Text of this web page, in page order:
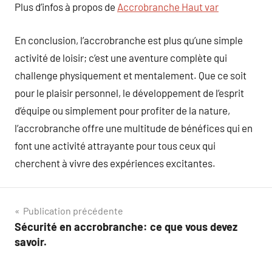
Plus d’infos à propos de Accrobranche Haut var
En conclusion, l’accrobranche est plus qu’une simple
activité de loisir; c’est une aventure complète qui
challenge physiquement et mentalement. Que ce soit
pour le plaisir personnel, le développement de l’esprit
d’équipe ou simplement pour profiter de la nature,
l’accrobranche offre une multitude de bénéfices qui en
font une activité attrayante pour tous ceux qui
cherchent à vivre des expériences excitantes.
Navigation
de
Publication précédente
Sécurité en accrobranche: ce que vous devez
savoir.